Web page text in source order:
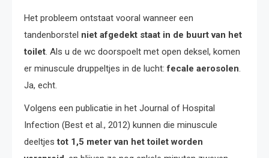
Het probleem ontstaat vooral wanneer een
tandenborstel niet afgedekt staat in de buurt van het
toilet. Als u de wc doorspoelt met open deksel, komen
er minuscule druppeltjes in de lucht:fecale aerosolen.
Ja, echt.
Volgens een publicatie in het Journal of Hospital
Infection (Best et al., 2012) kunnen die minuscule
deeltjestot 1,5 meter van het toilet worden